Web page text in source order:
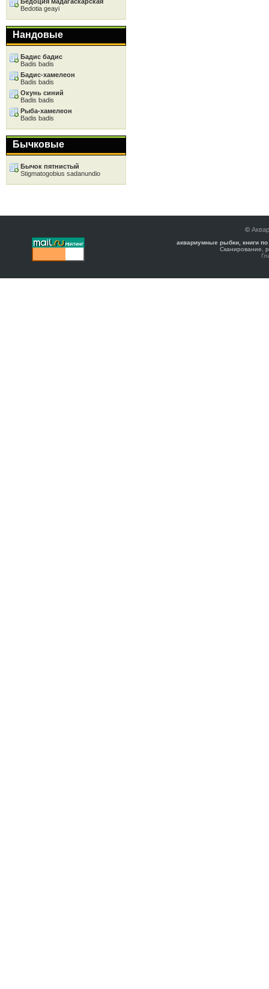
Bedotia geayi
Нандовые
Бадис бадис
Badis badis
Бадис-хамелеон
Badis badis
Окунь синий
Badis badis
Рыба-хамелеон
Badis badis
Бычковые
Бычок пятнистый
Stigmatogobius sadanundio
©
аквариумные рыбки, книги
Сканирование,